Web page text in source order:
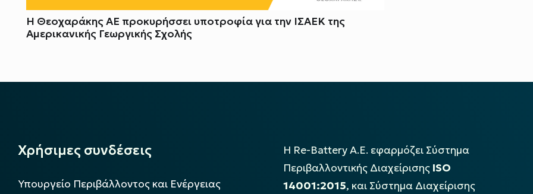
Η Θεοχαράκης ΑΕ προκυρήσσει υποτροφία για την ΙΣΑΕΚ της
Αμερικανικής Γεωργικής Σχολής
Χρήσιμες συνδέσεις
Υπουργείο Περιβάλλοντος και Ενέργειας
Η Re-Battery Α.Ε. εφαρμόζει Σύστημα
Περιβαλλοντικής Διαχείρισης ISO
14001:2015, και Σύστημα Διαχείρισης